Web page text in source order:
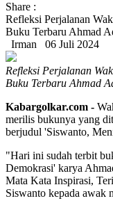
Share :
Refleksi Perjalanan
Buku Terbaru Ahmad
Irman
06 Juli 2024
Refleksi Perjalanan
Buku Terbaru Ahmad
Kabargolkar.com -
merilis bukunya yang
berjudul 'Siswanto,
"Hari ini sudah terbit
Demokrasi' karya
Mata Kata Inspirasi,
Siswanto kepada awak